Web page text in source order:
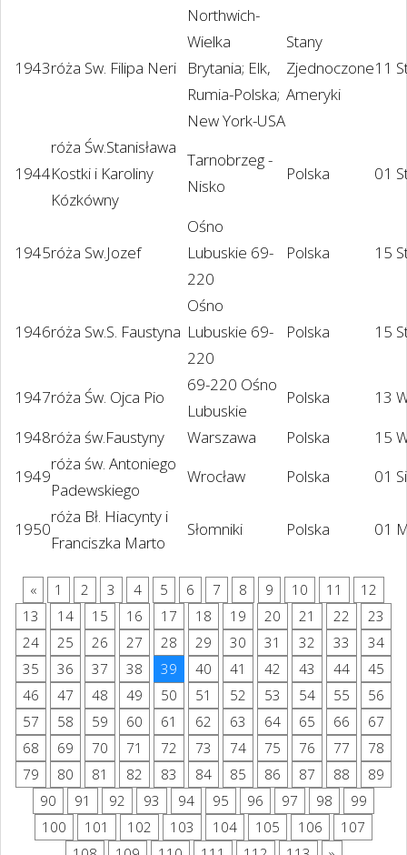
1943róża Sw. Filipa Neri
Northwich-
Wielka
Brytania; Elk,
Rumia-Polska;
New York-USA
Stany
Zjednoczone
Ameryki
11
1944
róża Św.Stanisława
Kostki i Karoliny
Kózkówny
Tarnobrzeg -
Nisko
Polska 01
1945róża Sw.Jozef
Ośno
Lubuskie 69-
220
Polska 15
1946róża Sw.S. Faustyna
Ośno
Lubuskie 69-
220
Polska 15
1947róża Św. Ojca Pio
69-220 Ośno
Lubuskie
Polska
13
1948róża św.Faustyny Warszawa Polska
15
1949
róża św. Antoniego
Padewskiego
Wrocław Polska 01
1950
róża Bł. Hiacynty i
Franciszka Marto
Słomniki Polska 01
« 1 2 3 4 5 6 7 8 9 10 11
12
13
14 15 16 17 18 19 20 21 22
23
24
25 26 27 28 29 30 31 32 33
34
35
36 37 38 39 40 41 42 43 44
45
46
47 48 49 50 51 52 53 54 55
56
57
58 59 60 61 62 63 64 65 66
67
68
69 70 71 72 73 74 75 76 77
78
79
80 81 82 83 84 85 86 87 88
89
90
91 92 93 94 95 96 97 98
99
100
101 102 103 104 105 106
107